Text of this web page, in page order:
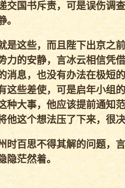
交国书斥责，可是误伤调
。
这些，而且陛下出京之
力的安静，言冰云相信凭
消息，也没有办法在极短
这些差使，可是启年小组
种大事，他应该提前通
他这个想法压了下来，很决
百思不得其解的问题，
隐茫然着。